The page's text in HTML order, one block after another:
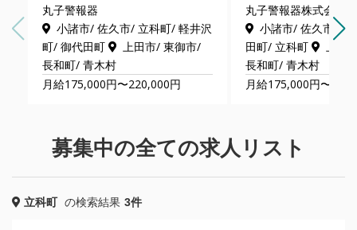
丸子警報器
小諸市/ 佐久市/ 立科町/ 軽井沢
町/ 御代田町
上田市/ 東御市/
長和町/ 青木村
月給175,000円〜220,000円
丸子警報器株式会社
小諸市/ 佐久市/ 軽
田町/ 立科町
上田
長和町/ 青木村
月給175,000円〜
募集中の全ての求人リスト
立科町 の検索結果 3件